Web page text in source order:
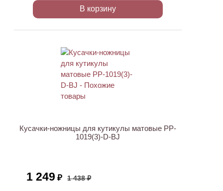
В корзину
Кусачки-ножницы для кутикулы матовые PP-
1019(3)-D-BJ
1 249 ₽ 1 438 ₽